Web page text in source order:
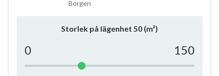
Borgen
Storlek på lägenhet 50 (m²)
0 150